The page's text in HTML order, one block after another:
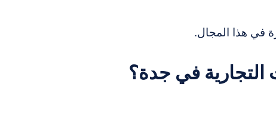
في هذا المجال.
التجارية في جدة؟